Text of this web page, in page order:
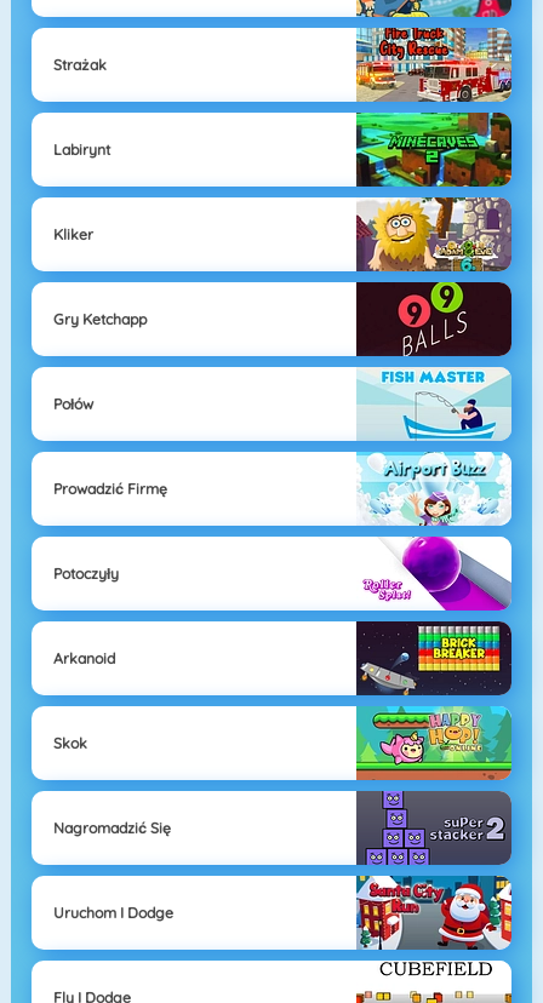
Strażak
Labirynt
Kliker
Gry Ketchapp
Połów
Prowadzić Firmę
Potoczyły
Arkanoid
Skok
Nagromadzić Się
Uruchom I Dodge
Fly I Dodge